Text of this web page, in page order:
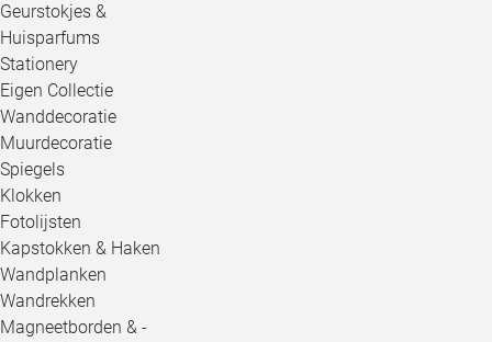
Geurstokjes &
Huisparfums
Stationery
Eigen Collectie
Wanddecoratie
Muurdecoratie
Spiegels
Klokken
Fotolijsten
Kapstokken & Haken
Wandplanken
Wandrekken
Magneetborden & -